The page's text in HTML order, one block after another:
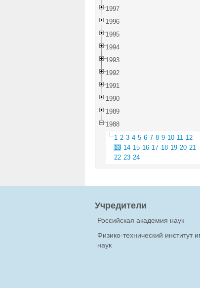
1997
1996
1995
1994
1993
1992
1991
1990
1989
1988
1 2 3 4 5 6 7 8 9 10 11 12
13 14 15 16 17 18 19 20 21
22 23 24
Учредители
Российская академия наук
Физико-технический
наук